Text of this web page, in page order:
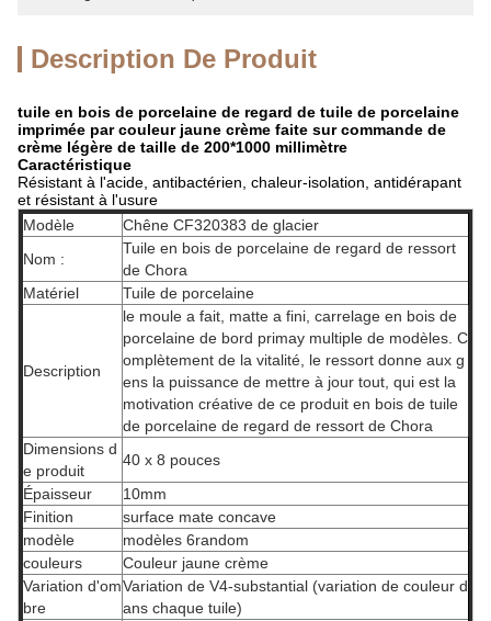
Description De Produit
tuile en bois de porcelaine de regard de tuile de porcelaine
imprimée par couleur jaune crème faite sur commande de
crème légère de taille de 200*1000 millimètre
Caractéristique
Résistant à l'acide, antibactérien, chaleur-isolation, antidérapant
et résistant à l'usure
Modèle
Chêne CF320383 de glacier
Nom :
Tuile en bois de porcelaine de regard de ressort
de Chora
Matériel
Tuile de porcelaine
Description
le moule a fait, matte a fini, carrelage en bois de
porcelaine de bord primay multiple de modèles. C
omplètement de la vitalité, le ressort donne aux g
ens la puissance de mettre à jour tout, qui est la
motivation créative de ce produit en bois de tuile
de porcelaine de regard de ressort de Chora
Dimensions d
e produit
40 x 8 pouces
Épaisseur
10mm
Finition
surface mate concave
modèle
modèles 6random
couleurs
Couleur jaune crème
Variation d'om
bre
Variation de V4-substantial (variation de couleur d
ans chaque tuile)